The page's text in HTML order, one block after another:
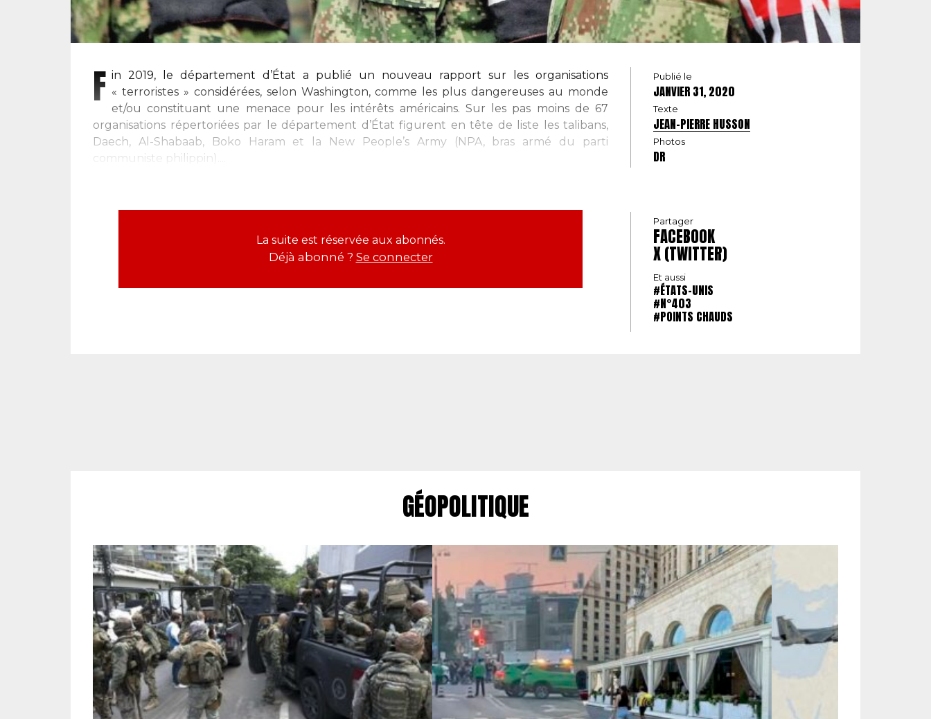
F in 2019, le département d’État a publié un nouveau rapport sur les organisations
« terroristes » considérées, selon Washington, comme les plus dangereuses au monde
et/ou constituant une menace pour les intérêts américains. Sur les pas moins de 67
organisations répertoriées par le département d’État figurent en tête de liste les talibans,
Daech, Al-Shabaab, Boko Haram et la
New People’s Army
(NPA, bras armé du parti
communiste philippin)....
La suite est réservée aux abonnés.
Déjà abonné ? Se connecter
Publié le
JANVIER 31, 2020
Texte
JEAN-PIERRE HUSSON
Photos
DR
Partager
FACEBOOK
X (TWITTER)
Et aussi
#ÉTATS-UNIS
#N°403
#POINTS CHAUDS
GÉOPOLITIQUE